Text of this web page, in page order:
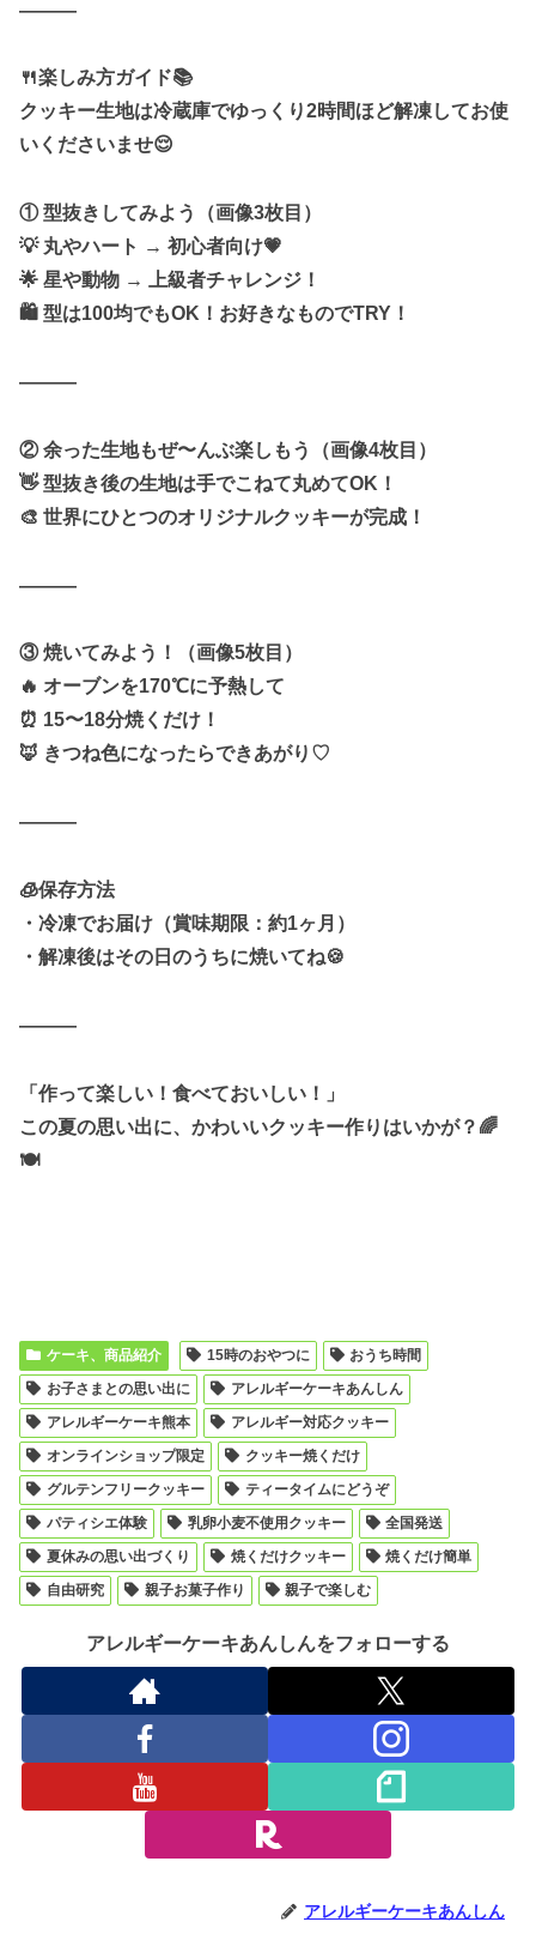
———
🍴楽しみ方ガイド📚
クッキー生地は冷蔵庫でゆっくり2時間ほど解凍してお使
いくださいませ😌
① 型抜きしてみよう（画像3枚目）
💡 丸やハート → 初心者向け💗
🌟 星や動物 → 上級者チャレンジ！
🛍️ 型は100均でもOK！お好きなものでTRY！
———
② 余った生地もぜ〜んぶ楽しもう（画像4枚目）
👋 型抜き後の生地は手でこねて丸めてOK！
🎨 世界にひとつのオリジナルクッキーが完成！
———
③ 焼いてみよう！（画像5枚目）
🔥 オーブンを170℃に予熱して
⏰ 15〜18分焼くだけ！
🦊 きつね色になったらできあがり♡
———
🧊保存方法
・冷凍でお届け（賞味期限：約1ヶ月）
・解凍後はその日のうちに焼いてね🍪
———
「作って楽しい！食べておいしい！」
この夏の思い出に、かわいいクッキー作りはいかが？🌈
🍽️
ケーキ、商品紹介 15時のおやつに
おうち時間
お子さまとの思い出に
アレルギーケーキあんしん
アレルギーケーキ熊本
アレルギー対応クッキー
オンラインショップ限定
クッキー焼くだけ
グルテンフリークッキー
ティータイムにどうぞ
パティシエ体験
乳卵小麦不使用クッキー
全国発送
夏休みの思い出づくり
焼くだけクッキー
焼くだけ簡単
自由研究
親子お菓子作り 親子で楽しむ
アレルギーケーキあんしんをフォローする
アレルギーケーキあんしん